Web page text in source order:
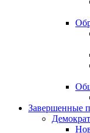
Завершенные